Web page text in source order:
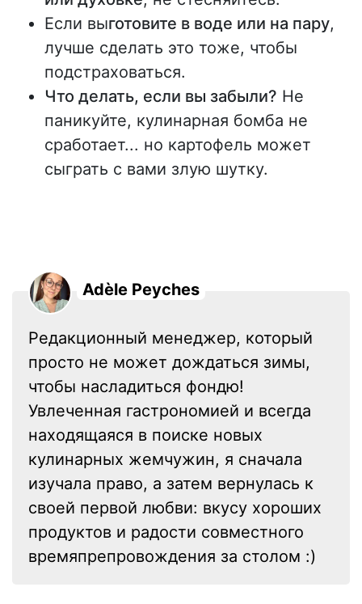
Если выготовите в воде или на пару,
лучше сделать это тоже, чтобы
подстраховаться.
Что делать, если вы забыли? Не
паникуйте, кулинарная бомба не
сработает... но картофель может
сыграть с вами злую шутку.
Adèle Peyches
Редакционный менеджер, который
просто не может дождаться зимы,
чтобы насладиться фондю!
Увлеченная гастрономией и всегда
находящаяся в поиске новых
кулинарных жемчужин, я сначала
изучала право, а затем вернулась к
своей первой любви: вкусу хороших
продуктов и радости совместного
времяпрепровождения за столом :)